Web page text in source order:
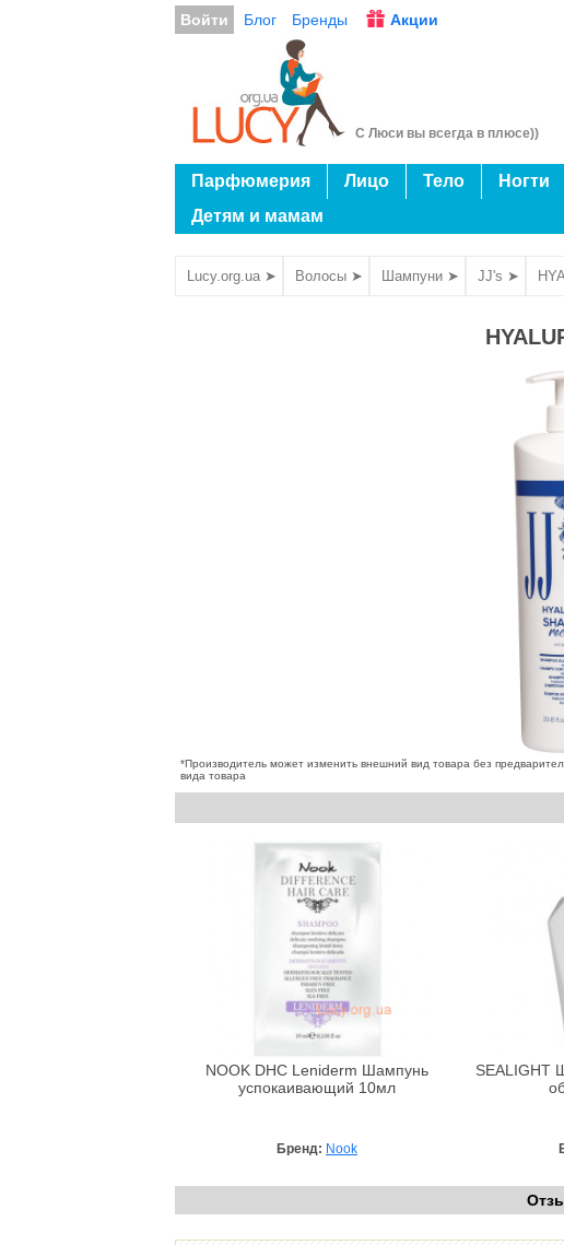
Войти Блог Бренды Акции
С Люси вы всегда в плюсе))
Парфюмерия Лицо Тело Ногти
Детям и мамам
Lucy.org.ua ➤ Волосы ➤ Шампуни ➤ JJ's ➤
*Производитель может изменить внешний вид товара без
вида товара
NOOK DHC Leniderm Шампунь
успокаивающий 10мл
Бренд: Nook
SEALIGHT